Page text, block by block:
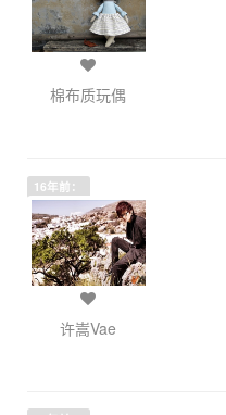
棉布质玩偶
16年前：
许嵩Vae